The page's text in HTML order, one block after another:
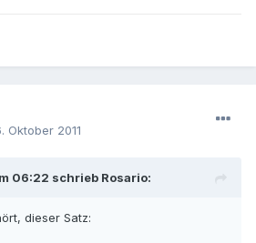
Oktober 2011
06:22 schrieb Rosario:
dieser Satz: